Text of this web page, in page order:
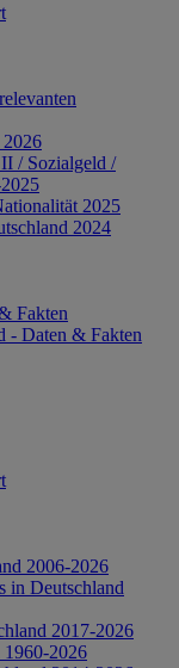
2026
/ Sozialgeld /
2025
2024
Fakten
- Daten & Fakten
2006-2026
in Deutschland
2017-2026
2026